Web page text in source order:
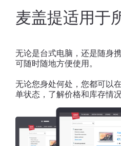
麦盖提适用于
无论是台式电脑，还是随身
可随时随地方便使用。
无论您身处何处，您都可以
单状态，了解价格和库存情况